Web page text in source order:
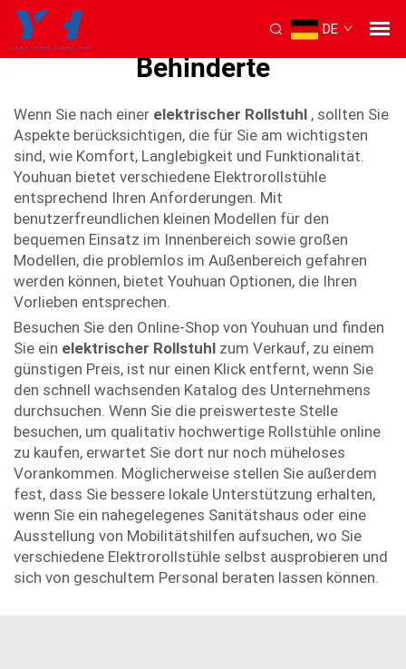
DE
elektrischer Rollstuhl für
Behinderte
Wenn Sie nach einer elektrischer Rollstuhl , sollten Sie
Aspekte berücksichtigen, die für Sie am wichtigsten
sind, wie Komfort, Langlebigkeit und Funktionalität.
Youhuan bietet verschiedene Elektrorollstühle
entsprechend Ihren Anforderungen. Mit
benutzerfreundlichen kleinen Modellen für den
bequemen Einsatz im Innenbereich sowie großen
Modellen, die problemlos im Außenbereich gefahren
werden können, bietet Youhuan Optionen, die Ihren
Vorlieben entsprechen.
Besuchen Sie den Online-Shop von Youhuan und finden
Sie ein elektrischer Rollstuhl zum Verkauf, zu einem
günstigen Preis, ist nur einen Klick entfernt, wenn Sie
den schnell wachsenden Katalog des Unternehmens
durchsuchen. Wenn Sie die preiswerteste Stelle
besuchen, um qualitativ hochwertige Rollstühle online
zu kaufen, erwartet Sie dort nur noch müheloses
Vorankommen. Möglicherweise stellen Sie außerdem
fest, dass Sie bessere lokale Unterstützung erhalten,
wenn Sie ein nahegelegenes Sanitätshaus oder eine
Ausstellung von Mobilitätshilfen aufsuchen, wo Sie
verschiedene Elektrorollstühle selbst ausprobieren und
sich von geschultem Personal beraten lassen können.